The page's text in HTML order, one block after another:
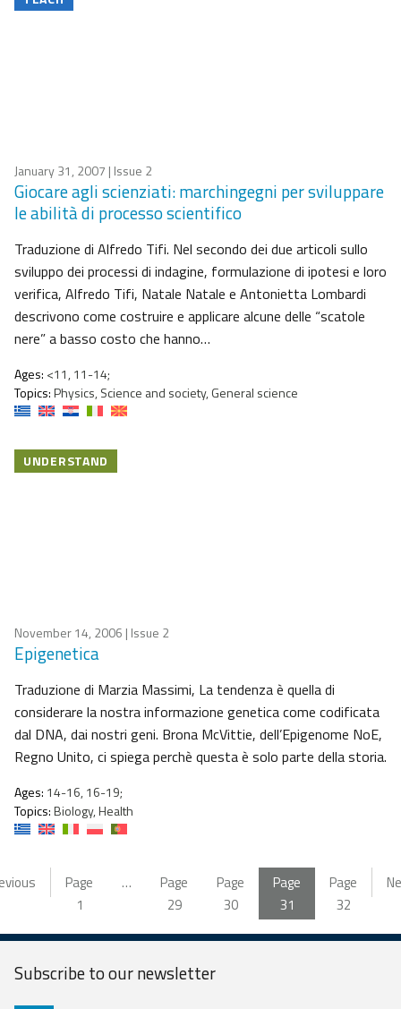
January 31, 2007 | Issue 2
Giocare agli scienziati: marchingegni per sviluppare
le abilità di processo scientifico
Traduzione di Alfredo Tifi. Nel secondo dei due articoli sullo
sviluppo dei processi di indagine, formulazione di ipotesi e loro
verifica, Alfredo Tifi, Natale Natale e Antonietta Lombardi
descrivono come costruire e applicare alcune delle “scatole
nere” a basso costo che hanno…
Ages: <11, 11-14;
Topics:Physics, Science and society, General science
UNDERSTAND
November 14, 2006 | Issue 2
Epigenetica
Traduzione di Marzia Massimi, La tendenza è quella di
considerare la nostra informazione genetica come codificata
dal DNA, dai nostri geni. Brona McVittie, dell’Epigenome NoE,
Regno Unito, ci spiega perchè questa è solo parte della storia.
Ages: 14-16, 16-19;
Topics:Biology, Health
Page
1
…
Page
29
Page
30
Page
31
Page
32
Subscribe to ournewsletter